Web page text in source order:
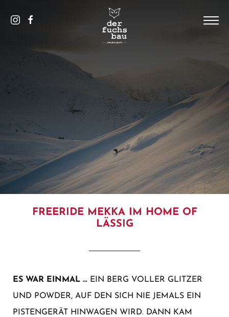
FREERIDE MEKKA IM HOME OF
LÄSSIG
ES WAR EINMAL … EIN BERG VOLLER GLITZER
UND POWDER, AUF DEN SICH NIE JEMALS EIN
PISTENGERÄT HINWAGEN WIRD. DANN KAM
DE
DAS HAUS
APPARTEMENTS
KONTAKT UND SERVICE